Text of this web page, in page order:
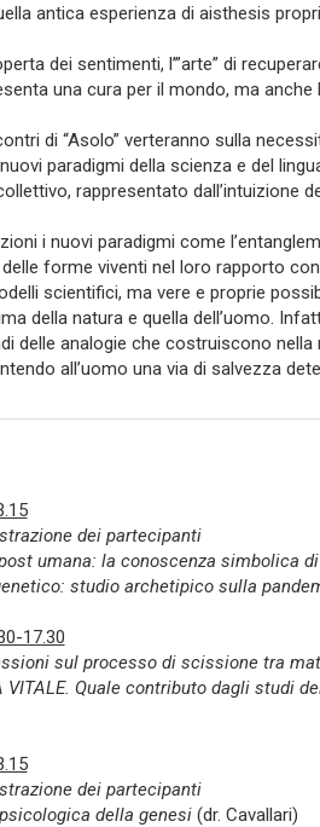
antica esperienza di aisthesis
dei sentimenti, l’”arte” di
una cura per il mondo, ma
di “Asolo” verteranno sulla
paradigmi della scienza e del
rappresentato dall’intuizione
i nuovi paradigmi come
forme viventi nel loro rapporto
scientifici, ma vere e proprie
della natura e quella dell’uomo.
delle analogie che costruiscono
all’uomo una via di salvezza
dei partecipanti
umana: la conoscenza simbolica
studio archetipico sulla
17.30
sul processo di scissione tra
VITALE. Quale contributo dagli studi
dei partecipanti
della genesi (dr. Cavallari)